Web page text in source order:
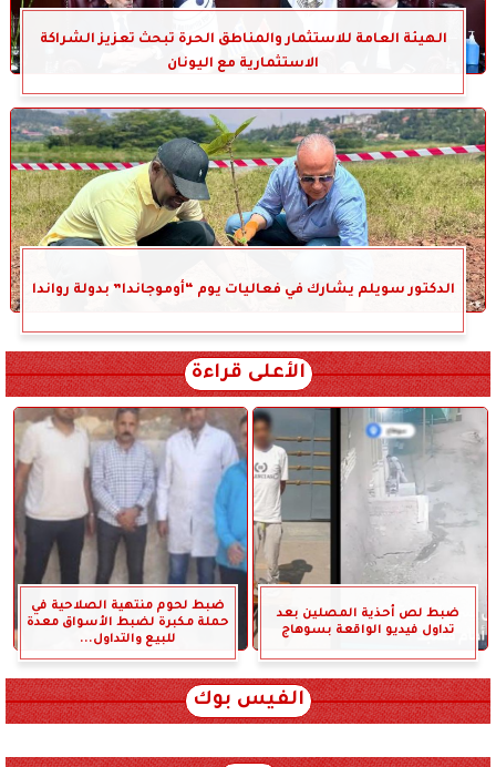
الهيئة العامة للاستثمار والمناطق الحرة تبحث تعزيز الشراكة
الاستثمارية مع اليونان
الدكتور سويلم يشارك في فعاليات يوم “أوموجاندا” بدولة رواندا
الأعلى قراءة
ضبط لص أحذية المصلين بعد
تداول فيديو الواقعة بسوهاج
ضبط لحوم منتهية الصلاحية في
حملة مكبرة لضبط الأسواق معدة
للبيع والتداول...
الفيس بوك